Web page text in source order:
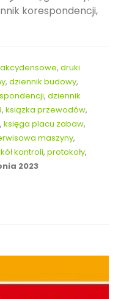
korespondencji,
, druki
, dziennik budowy,
, dziennik
, ksiązka przewodów,
, księga placu zabaw,
maszyny,
kontroli, protokoły,
2023